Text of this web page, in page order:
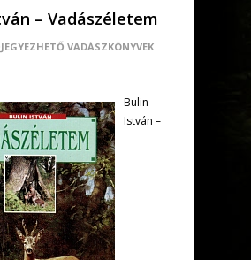
– Vadászéletem
VADÁSZKÖNYVEK
Bulin
István –